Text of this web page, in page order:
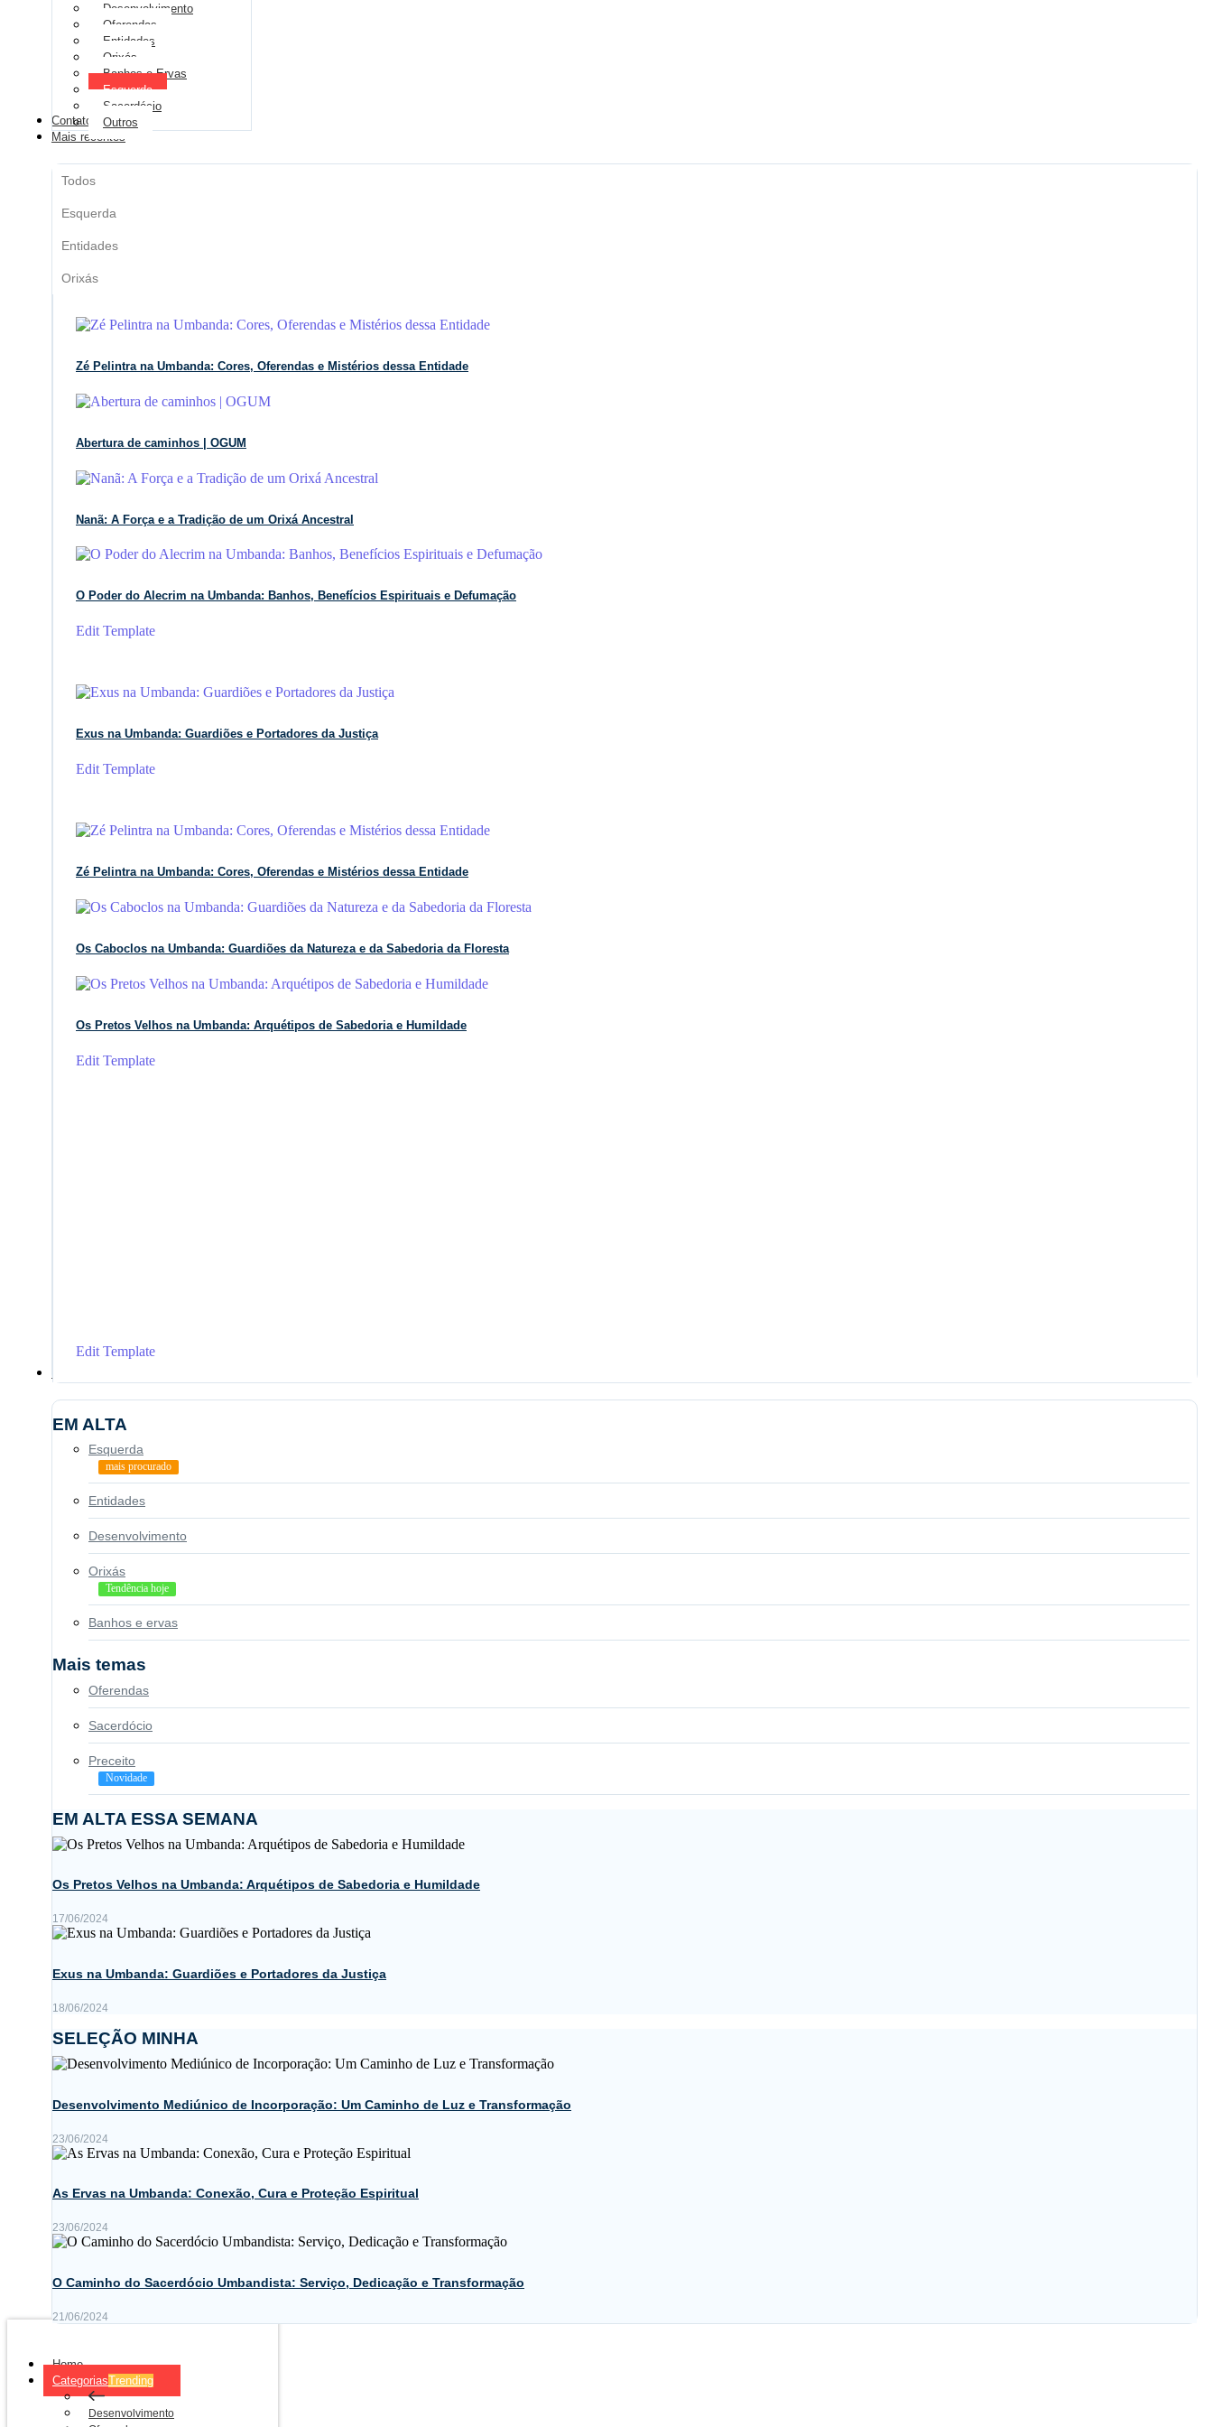
Desenvolvimento
Oferendas
Entidades
Orixás
Banhos e Ervas
Esquerda
Sacerdócio
Outros
Contato
Mais recentes
Todos
Esquerda
Entidades
Orixás
Zé Pelintra na Umbanda: Cores, Oferendas e Mistérios dessa Entidade
Abertura de caminhos | OGUM
Nanã: A Força e a Tradição de um Orixá Ancestral
O Poder do Alecrim na Umbanda: Banhos, Benefícios Espirituais e Defumação
Edit Template
Exus na Umbanda: Guardiões e Portadores da Justiça
Edit Template
Zé Pelintra na Umbanda: Cores, Oferendas e Mistérios dessa Entidade
Os Caboclos na Umbanda: Guardiões da Natureza e da Sabedoria da Floresta
Os Pretos Velhos na Umbanda: Arquétipos de Sabedoria e Humildade
Edit Template
Edit Template
EM ALTA
Esquerda
mais procurado
Entidades
Desenvolvimento
Orixás
Tendência hoje
Banhos e ervas
Mais temas
Oferendas
Sacerdócio
Preceito
Novidade
EM ALTA ESSA SEMANA
Os Pretos Velhos na Umbanda: Arquétipos de Sabedoria e Humildade
17/06/2024
Exus na Umbanda: Guardiões e Portadores da Justiça
18/06/2024
SELEÇÃO MINHA
Desenvolvimento Mediúnico de Incorporação: Um Caminho de Luz e Transformação
23/06/2024
As Ervas na Umbanda: Conexão, Cura e Proteção Espiritual
23/06/2024
O Caminho do Sacerdócio Umbandista: Serviço, Dedicação e Transformação
21/06/2024
Home
CategoriasTrending
Desenvolvimento